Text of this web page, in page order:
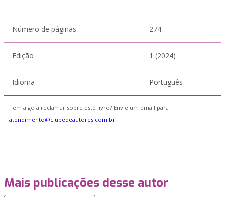
Número de páginas 274
Edição 1 (2024)
Idioma Português
Tem algo a reclamar sobre este livro? Envie um email para
atendimento@clubedeautores.com.br
Mais publicações desse autor